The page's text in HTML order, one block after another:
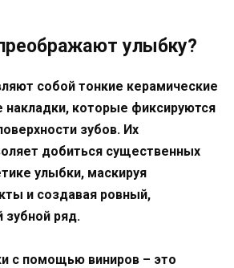
улыбку?
собой тонкие керамические
накладки, которые фиксируются
зубов. Их
добиться существенных
улыбки, маскируя
и создавая ровный,
зубной ряд.
с помощью виниров – это